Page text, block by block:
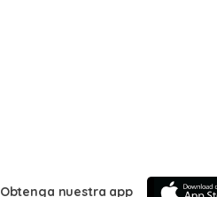
Obtenga nuestra app